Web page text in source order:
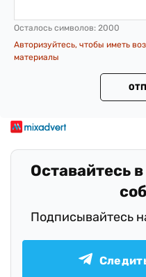
Осталось символов: 2000
Авторизуйтесь, чтобы иметь
материалы
Оставайтесь
Подписывайтесь